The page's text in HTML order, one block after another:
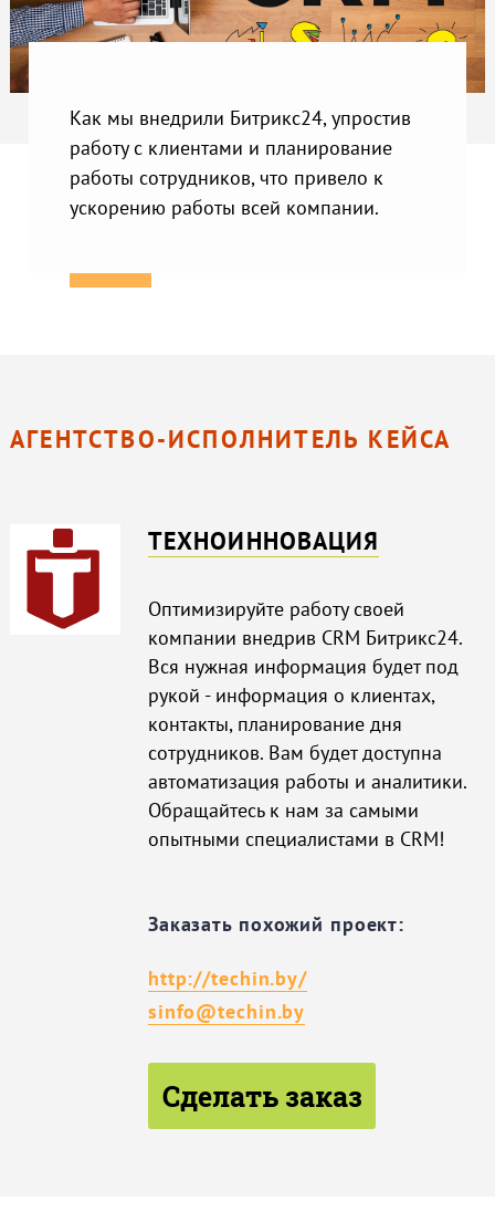
Как мы внедрили Битрикс24, упростив
работу с клиентами и планирование
работы сотрудников, что привело к
ускорению работы всей компании.
АГЕНТСТВО-ИСПОЛНИТЕЛЬ КЕЙСА
ТЕХНОИННОВАЦИЯ
Оптимизируйте работу своей
компании внедрив CRM Битрикс24.
Вся нужная информация будет под
рукой - информация о клиентах,
контакты, планирование дня
сотрудников. Вам будет доступна
автоматизация работы и аналитики.
Обращайтесь к нам за самыми
опытными специалистами в CRM!
Заказать похожий проект:
http://techin.by/
sinfo@techin.by
Сделать заказ